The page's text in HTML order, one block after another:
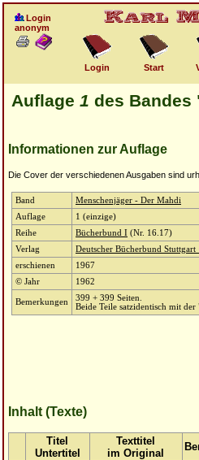
Login
anonym
Login Start
Auflage 1 des Bandes
Informationen zur Auflage
Die Cover der verschiedenen Ausgaben sind
Band
Menschenjäger - Der Mahdi
Auflage
1 (einzige)
Reihe
Bücherbund I (Nr. 16.17)
Verlag
Deutscher Bücherbund Stuttgart
erschienen
1967
© Jahr
1962
Bemerkungen
399 + 399 Seiten.
Beide Teile satzidentisch mit
Inhalt (Texte)
Titel
Untertitel
Texttitel
im Original